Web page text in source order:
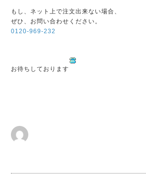
もし、ネット上で注文出来ない場合、
ぜひ、お問い合わせください。
0120-969-232
お待ちしております